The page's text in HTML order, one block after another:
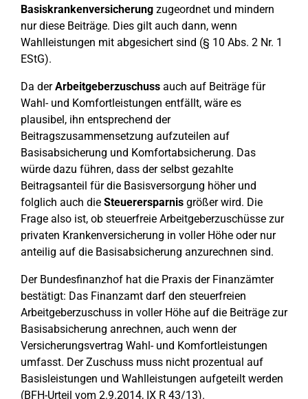
Basiskrankenversicherung zugeordnet und mindern
nur diese Beiträge. Dies gilt auch dann, wenn
Wahlleistungen mit abgesichert sind (§ 10 Abs. 2 Nr. 1
EStG).
Da derArbeitgeberzuschuss auch auf Beiträge für
Wahl- und Komfortleistungen entfällt, wäre es
plausibel, ihn entsprechend der
Beitragszusammensetzung aufzuteilen auf
Basisabsicherung und Komfortabsicherung. Das
würde dazu führen, dass der selbst gezahlte
Beitragsanteil für die Basisversorgung höher und
folglich auch die Steuerersparnis größer wird. Die
Frage also ist, ob steuerfreie Arbeitgeberzuschüsse zur
privaten Krankenversicherung in voller Höhe oder nur
anteilig auf die Basisabsicherung anzurechnen sind.
Der Bundesfinanzhof hat die Praxis der Finanzämter
bestätigt: Das Finanzamt darf den steuerfreien
Arbeitgeberzuschuss in voller Höhe auf die Beiträge zur
Basisabsicherung anrechnen, auch wenn der
Versicherungsvertrag Wahl- und Komfortleistungen
umfasst. Der Zuschuss muss nicht prozentual auf
Basisleistungen und Wahlleistungen aufgeteilt werden
(BFH-Urteil vom 2.9.2014, IX R 43/13).